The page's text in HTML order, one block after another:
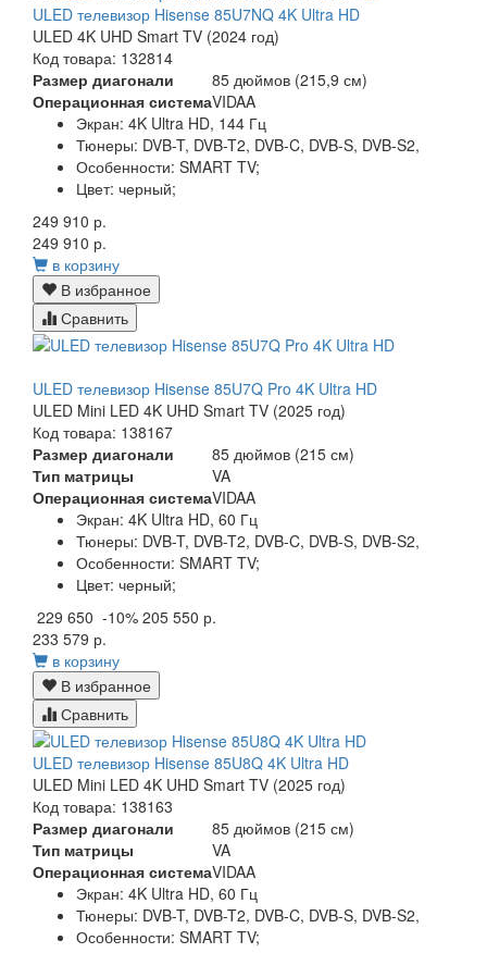
ULED телевизор Hisense 85U7NQ 4K Ultra HD
ULED 4K UHD Smart TV (2024 год)
Код товара: 132814
Размер диагонали
85 дюймов (215,9 см)
Операционная системаVIDAA
Экран: 4K Ultra HD, 144 Гц
Тюнеры: DVB-T, DVB-T2, DVB-C, DVB-S, DVB-S2,
Особенности: SMART TV;
Цвет: черный;
249 910 р.
249 910 р.
в корзину
В избранное
Сравнить
ULED телевизор Hisense 85U7Q Pro 4K Ultra HD
ULED Mini LED 4K UHD Smart TV (2025 год)
Код товара: 138167
Размер диагонали
85 дюймов (215 см)
Тип матрицы
VA
Операционная системаVIDAA
Экран: 4K Ultra HD, 60 Гц
Тюнеры: DVB-T, DVB-T2, DVB-C, DVB-S, DVB-S2,
Особенности: SMART TV;
Цвет: черный;
229 650 -10% 205 550 р.
233 579 р.
в корзину
В избранное
Сравнить
ULED телевизор Hisense 85U8Q 4K Ultra HD
ULED Mini LED 4K UHD Smart TV (2025 год)
Код товара: 138163
Размер диагонали
85 дюймов (215 см)
Тип матрицы
VA
Операционная системаVIDAA
Экран: 4K Ultra HD, 60 Гц
Тюнеры: DVB-T, DVB-T2, DVB-C, DVB-S, DVB-S2,
Особенности: SMART TV;